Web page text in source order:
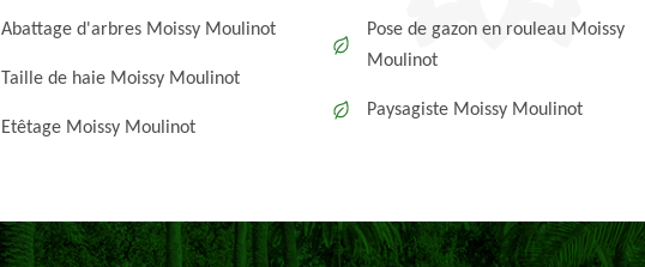
Abattage d'arbres Moissy Moulinot
Taille de haie Moissy Moulinot
Etêtage Moissy Moulinot
Pose de gazon en rouleau Moissy
Moulinot
Paysagiste Moissy Moulinot